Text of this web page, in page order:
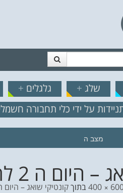
// שלג + גלגלים +
על ידי כלי תחבורה
מצב הים והרוח – תחזית גלים 16.2.18
סיאט נתניה פרו 10
600 × בתוךקונטיקי שואג – היום ה 2 לתחרות סיאט נתניה